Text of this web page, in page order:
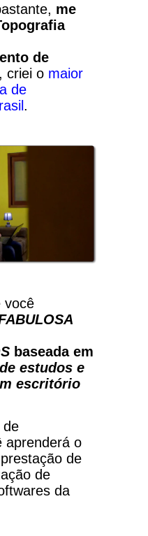
me
de
criei o maior
de
.
você
baseada em
estudos e
escritório
de
aprenderá o
de
de
da